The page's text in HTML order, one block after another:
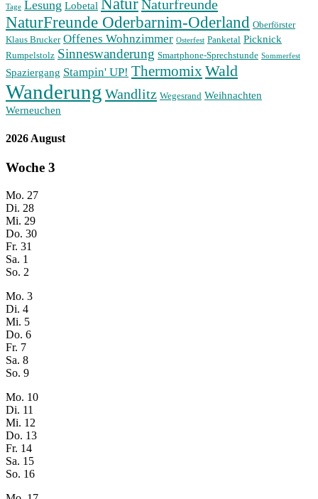
Tage Lesung Lobetal NaturNaturfreunde
NaturFreunde Oderbarnim-Oderland Oberförster
Klaus Brucker Offenes Wohnzimmer Osterfest Panketal Picknick
Rumpelstolz Sinneswanderung Smartphone-Sprechstunde Sommerfest
Spaziergang Stampin' UP! ThermomixWald
Wanderung Wandlitz Wegesrand Weihnachten
Werneuchen
2026 August
Woche 3
Mo. 27
Di. 28
Mi. 29
Do. 30
Fr. 31
Sa. 1
So. 2
Mo. 3
Di. 4
Mi. 5
Do. 6
Fr. 7
Sa. 8
So. 9
Mo. 10
Di. 11
Mi. 12
Do. 13
Fr. 14
Sa. 15
So. 16